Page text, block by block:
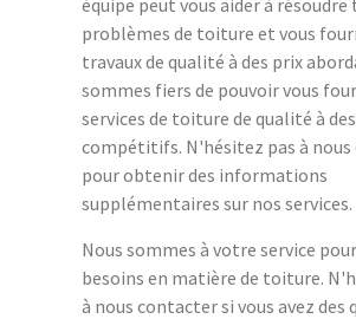
problèmes de toiture et vous
travaux de qualité à des prix
sommes fiers de pouvoir vous
services de toiture de qualité à
compétitifs. N'hésitez pas à
pour obtenir des informations
supplémentaires sur nos services.
Nous sommes à votre service
besoins en matière de toiture.
à nous contacter si vous avez des